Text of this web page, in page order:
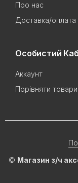
Про нас
Доставка/оплата
Особистий
Аккаунт
Порівняти товари
© Магазин з/ч